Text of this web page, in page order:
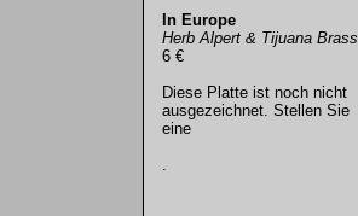
In Europe
Herb Alpert & Tijuana Brass
6 €
Diese Platte ist noch nicht
ausgezeichnet. Stellen Sie
eine
.